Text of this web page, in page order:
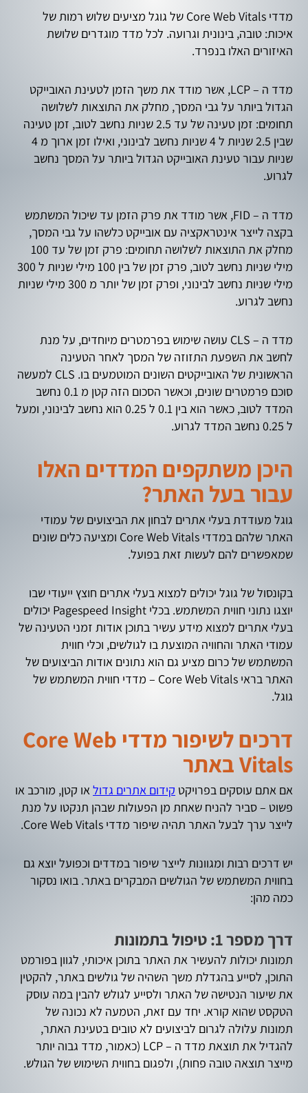
מדדי Core Web Vitals של גוגל מציעים שלוש רמות של
איכות: טובה, בינונית וגרועה. לכל מדד מוגדרים שלושת
האיזורים האלו בנפרד.
מדד ה – LCP, אשר מודד את משך הזמן לטעינת האובייקט
הגדול ביותר על גבי המסך, מחלק את התוצאות לשלושה
תחומים: זמן טעינה של עד 2.5 שניות נחשב לטוב, זמן טעינה
שבין 2.5 שניות ל 4 שניות נחשב לבינוני, ואילו זמן ארוך מ 4
שניות עבור טעינת האובייקט הגדול ביותר על המסך נחשב
לגרוע.
מדד ה – FID, אשר מודד את פרק הזמן עד שיכול המשתמש
בקצה לייצר אינטראקציה עם אובייקט כלשהו על גבי המסך,
מחלק את התוצאות לשלושה תחומים: פרק זמן של עד 100
מילי שניות נחשב לטוב, פרק זמן של בין 100 מילי שניות ל 300
מילי שניות נחשב לבינוני, ופרק זמן של יותר מ 300 מילי שניות
נחשב לגרוע.
מדד ה – CLS עושה שימוש בפרמטרים מיוחדים, על מנת
לחשב את השפעת התזוזה של המסך לאחר הטעינה
הראשונית של האובייקטים השונים המוטמעים בו. CLS למעשה
סוכם פרמטרים שונים, וכאשר הסכום הזה קטן מ 0.1 נחשב
המדד לטוב, כאשר הוא בין 0.1 ל 0.25 הוא נחשב לבינוני, ומעל
ל 0.25 נחשב המדד לגרוע.
היכן משתקפים המדדים האלו
עבור בעל האתר?
גוגל מעודדת בעלי אתרים לבחון את הביצועים של עמודי
האתר שלהם במדדי Core Web Vitals ומציעה כלים שונים
שמאפשרים להם לעשות זאת בפועל.
בקונסול של גוגל יכולים למצוא בעלי אתרים חוצץ ייעודי שבו
יוצגו נתוני חווית המשתמש. בכלי Pagespeed Insight יכולים
בעלי אתרים למצוא מידע עשיר בתוכן אודות זמני הטעינה של
עמודי האתר והחוויה המוצעת בו לגולשים, וכלי חווית
המשתמש של כרום מציע גם הוא נתונים אודות הביצועים של
האתר בראי Core Web Vitals – מדדי חווית המשתמש של
גוגל.
דרכים לשיפור מדדי Core Web
Vitals באתר
אם אתם עוסקים בפרויקט קידום אתרים גדולאו קטן, מורכב או
פשוט – סביר להניח שאחת מן הפעולות שבהן תנקטו על מנת
לייצר ערך לבעל האתר תהיה שיפור מדדי Core Web Vitals.
יש דרכים רבות ומגוונות לייצר שיפור במדדים וכפועל יוצא גם
בחווית המשתמש של הגולשים המבקרים באתר. בואו נסקור
כמה מהן:
דרך מספר 1: טיפול בתמונות
תמונות יכולות להעשיר את האתר בתוכן איכותי, לגוון בפורמט
התוכן, לסייע בהגדלת משך השהיה של גולשים באתר, להקטין
את שיעור הנטישה של האתר ולסייע לגולש להבין במה עוסק
הטקסט שהוא קורא. יחד עם זאת, הטמעה לא נכונה של
תמונות עלולה לגרום לביצועים לא טובים בטעינת האתר,
להגדיל את תוצאת מדד ה – LCP (כאמור, מדד גבוה יותר
מייצר תוצאה טובה פחות), ולפגום בחווית השימוש של הגולש.